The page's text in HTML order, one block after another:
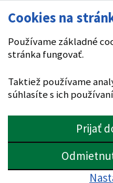
Cookies na
Používame základné
stránka fungovať.
Taktiež používame
súhlasíte s ich
Prijať